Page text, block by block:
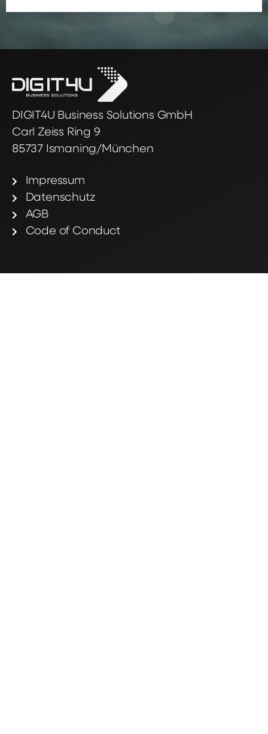
DIGIT4U Business Solutions GmbH
Carl Zeiss Ring 9
85737 Ismaning/München
Impressum
Datenschutz
AGB
Code of Conduct